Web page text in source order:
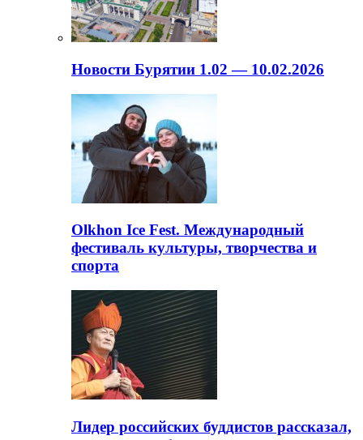
Новости Бурятии 1.02 — 10.02.2026
Olkhon Ice Fest. Международный
фестиваль культуры, творчества и
спорта
Лидер российских буддистов рассказал,